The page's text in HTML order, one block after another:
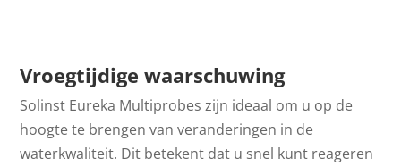
Vroegtijdige waarschuwing
Solinst Eureka Multiprobes zijn ideaal om u op de
hoogte te brengen van veranderingen in de
waterkwaliteit. Dit betekent dat u snel kunt reageren